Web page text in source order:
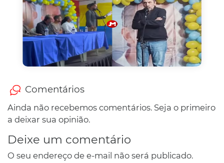
Comentários
Ainda não recebemos comentários. Seja o primeiro
a deixar sua opinião.
Deixe um comentário
O seu endereço de e-mail não será publicado.